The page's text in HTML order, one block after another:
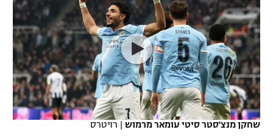
VOD
רץ ברשת
תוצאות
נבחרת ישראל
מכבי חיפה
בית"ר ירושלים
מכבי תל אביב
הפועל תל אביב
ליגה ספרדית
ליגה איטלקית
ליגה צרפתית
ליגה הולנדית
כדורסל נשים
מכבי תל אביב
הפועל חולון
הפועל ירושלים
דני אבדיה
יורוליג
יורוקאפ
טניס
כדוריד
כדורעף
שחייה
שחקן מנצ'סטר סיטי עומאר מרמוש | רויטרס